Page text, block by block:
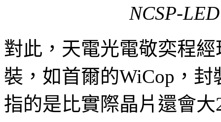
NCSP-
對此，天電光電敬奕程
裝，如首爾的WiCop，
指的是比實際晶片還會